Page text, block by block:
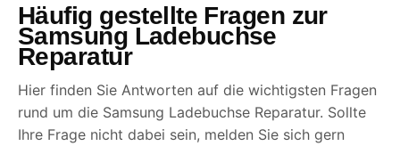
Häufig gestellte Fragen zur
Samsung Ladebuchse
Reparatur
Hier finden Sie Antworten auf die wichtigsten Fragen
rund um die Samsung Ladebuchse Reparatur. Sollte
Ihre Frage nicht dabei sein, melden Sie sich gern